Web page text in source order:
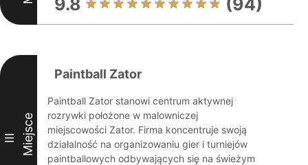
9.8 (94)
III Miejsce
Paintball Zator
Paintball Zator stanowi centrum aktywnej
rozrywki położone w malowniczej
miejscowości Zator. Firma koncentruje swoją
działalność na organizowaniu gier i turniejów
paintballowych odbywających się na świeżym